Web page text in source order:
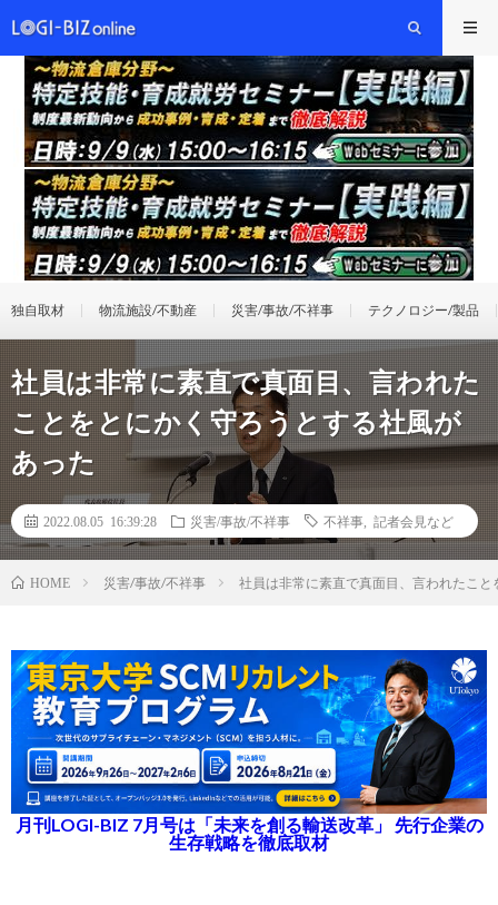
独自取材 物流施設/不動産 災害/事故/不祥事 テクノロジー/製品
社員は非常に素直で真面目、言われた
ことをとにかく守ろうとする社風が
あった
2022.08.05 16:39:28 災害/事故/不祥事 不祥事 記者会見など
HOME 災害/事故/不祥事 社員は非常に素直で真面目、言われたこ
月刊LOGI-BIZ 7月号は「未来を創る輸送改革」 先行企業の
生存戦略を徹底取材